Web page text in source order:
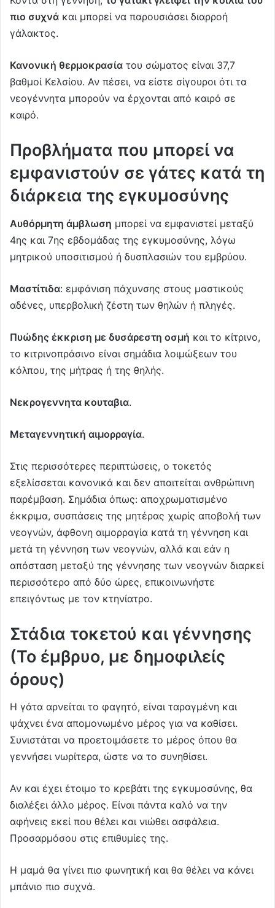
πιο συχνά και μπορεί να παρουσιάσει διαρροή
γάλακτος.
Κανονική θερμοκρασία του σώματος είναι 37,7
βαθμοί Κελσίου. Αν πέσει, να είστε σίγουροι ότι τα
νεογέννητα μπορούν να έρχονται από καιρό σε
καιρό.
Προβλήματα που μπορεί να
εμφανιστούν σε γάτες κατά τη
διάρκεια της εγκυμοσύνης
Αυθόρμητη άμβλωση μπορεί να εμφανιστεί μεταξύ
4ης και 7ης εβδομάδας της εγκυμοσύνης, λόγω
μητρικού υποσιτισμού ή δυσπλασιών του εμβρύου.
Μαστίτιδα: εμφάνιση πάχυνσης στους μαστικούς
αδένες, υπερβολική ζέστη των θηλών ή πληγές.
Πυώδης έκκριση με δυσάρεστη οσμή και το κίτρινο,
το κιτρινοπράσινο είναι σημάδια λοιμώξεων του
κόλπου, της μήτρας ή της θηλής.
Νεκρογεννητα κουταβια.
Μεταγεννητική αιμορραγία.
Στις περισσότερες περιπτώσεις, ο τοκετός
εξελίσσεται κανονικά και δεν απαιτείται ανθρώπινη
παρέμβαση. Σημάδια όπως: αποχρωματισμένο
έκκριμα, συσπάσεις της μητέρας χωρίς αποβολή των
νεογνών, άφθονη αιμορραγία κατά τη γέννηση και
μετά τη γέννηση των νεογνών, αλλά και εάν η
απόσταση μεταξύ της γέννησης των νεογνών διαρκεί
περισσότερο από δύο ώρες, επικοινωνήστε
επειγόντως με τον κτηνίατρο.
Στάδια τοκετού και γέννησης
(Το έμβρυο, με δημοφιλείς
όρους)
Η γάτα αρνείται το φαγητό, είναι ταραγμένη και
ψάχνει ένα απομονωμένο μέρος για να καθίσει.
Συνιστάται να προετοιμάσετε το μέρος όπου θα
γεννήσει νωρίτερα, ώστε να το συνηθίσει.
Αν και έχει έτοιμο το κρεβάτι της εγκυμοσύνης, θα
διαλέξει άλλο μέρος. Είναι πάντα καλό να την
αφήνεις εκεί που θέλει και νιώθει ασφάλεια.
Προσαρμόσου στις επιθυμίες της.
Η μαμά θα γίνει πιο φωνητική και θα θέλει να κάνει
μπάνιο πιο συχνά.